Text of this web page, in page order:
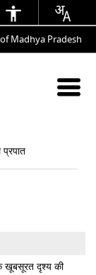
Madhya Pradesh
खूबसूरत दृश्य की